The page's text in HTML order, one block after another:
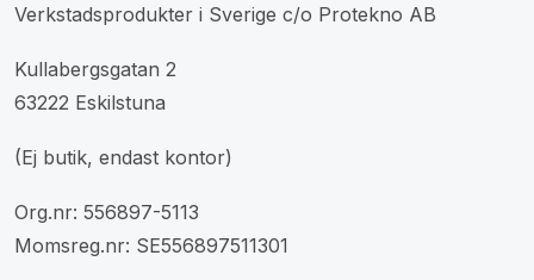
Verkstadsprodukter i Sverige c/o Protekno AB
Kullabergsgatan 2
63222 Eskilstuna
(Ej butik, endast kontor)
Org.nr: 556897-5113
Momsreg.nr: SE556897511301